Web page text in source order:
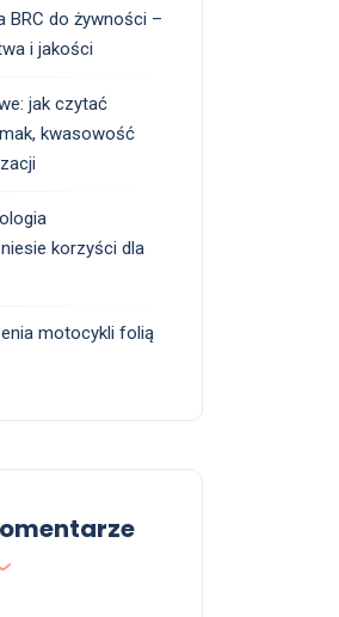
BRC do żywności –
i jakości
jak czytać
kwasowość
korzyści dla
motocykli folią